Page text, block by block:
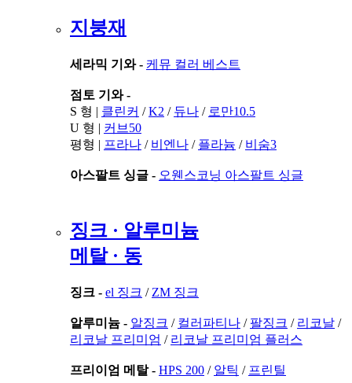
지붕재
세라믹 기와 - 케뮤 컬러 베스트
점토 기와 -
S 형 | 클린커 /K2 / 듀나 / 로만10.5
U 형 | 커브50
평형 | 프라나 / 비엔나 / 플라늄 / 비숨3
아스팔트 싱글 - 오웬스코닝 아스팔트 싱글
징크 · 알루미늄
메탈 · 동
징크 - el 징크 / ZM 징크
알루미늄 - 알징크 / 컬러파티나 / 팔징크 / 리코날 /
리코날 프리미엄 / 리코날 프리미엄 플러스
프리이엄 메탈 - HPS 200 / 알틱 / 프린틸